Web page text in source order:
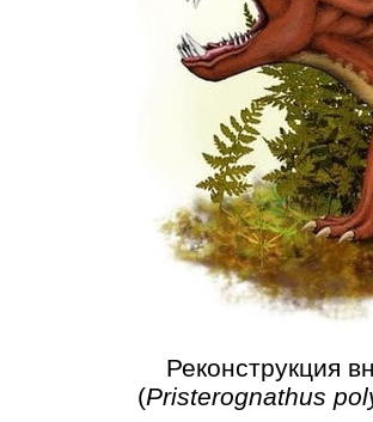
Реконструкция
(Pristerognathus